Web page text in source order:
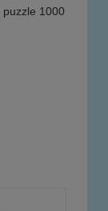
1000